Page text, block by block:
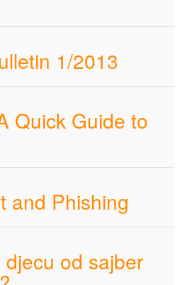
1/2013
Quick Guide to
and Phishing
od sajber